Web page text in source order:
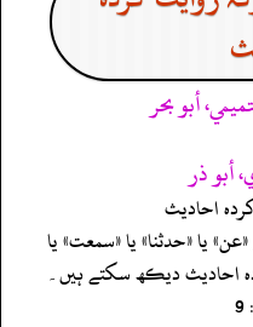
أبو بحر
أبو ذر
احادیث
یا «حدثنا» یا «سمعت» یا
احادیث دیکھ سکتے ہیں۔